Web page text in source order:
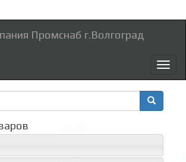
Промснаб г.Волгоград